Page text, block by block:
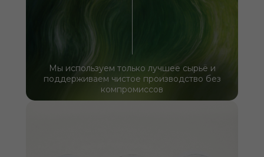
Мы используем только лучшее сырьё и
поддерживаем чистое производство без
компромиссов